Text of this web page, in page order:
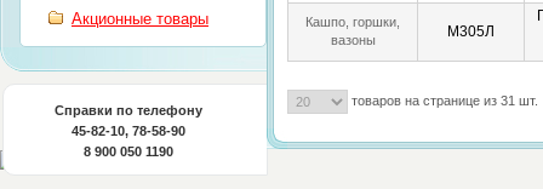
Акционные товары
Справки по телефону
45-82-10, 78-58-90
8 900 050 1190
Кашпо, горшки,
вазоны
М305Л
товаров на странице из 31 шт.